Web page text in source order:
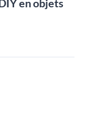
en objets